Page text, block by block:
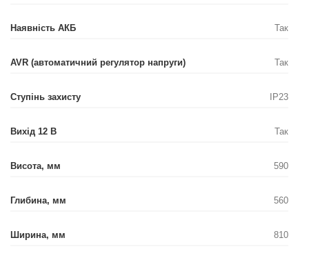
Наявність АКБ Так
AVR (автоматичний регулятор напруги) Так
Ступінь захисту IP23
Вихід 12 В Так
Висота, мм 590
Глибина, мм 560
Ширина, мм 810